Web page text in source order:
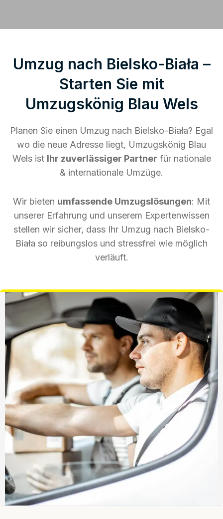
Umzug nach Bielsko-Biała –
Starten Sie mit
Umzugskönig Blau Wels
Planen Sie einen Umzug nach Bielsko-Biała? Egal
wo die neue Adresse liegt, Umzugskönig Blau
Wels ist Ihr zuverlässiger Partner für nationale
& internationale Umzüge.
Wir bieten umfassende Umzugslösungen: Mit
unserer Erfahrung und unserem Expertenwissen
stellen wir sicher, dass Ihr Umzug nach Bielsko-
Biała so reibungslos und stressfrei wie möglich
verläuft.